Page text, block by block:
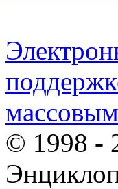
© 1998 -